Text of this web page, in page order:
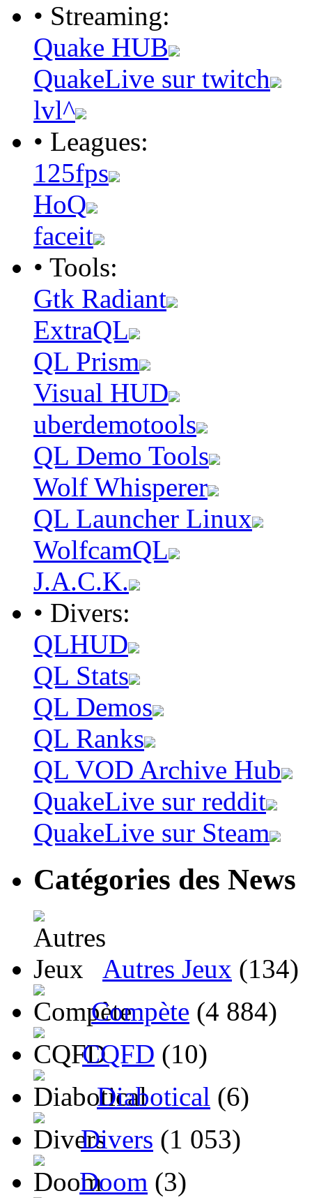
• Streaming:
Quake HUB
QuakeLive sur twitch
lvl^
• Leagues:
125fps
HoQ
faceit
• Tools:
Gtk Radiant
ExtraQL
QL Prism
Visual HUD
uberdemotools
QL Demo Tools
Wolf Whisperer
QL Launcher Linux
WolfcamQL
J.A.C.K.
• Divers:
QLHUD
QL Stats
QL Demos
QL Ranks
QL VOD Archive Hub
QuakeLive sur reddit
QuakeLive sur Steam
Catégories des News
Autres Jeux (134)
Compète (4 884)
CQFD (10)
Diabotical (6)
Divers (1 053)
Doom (3)